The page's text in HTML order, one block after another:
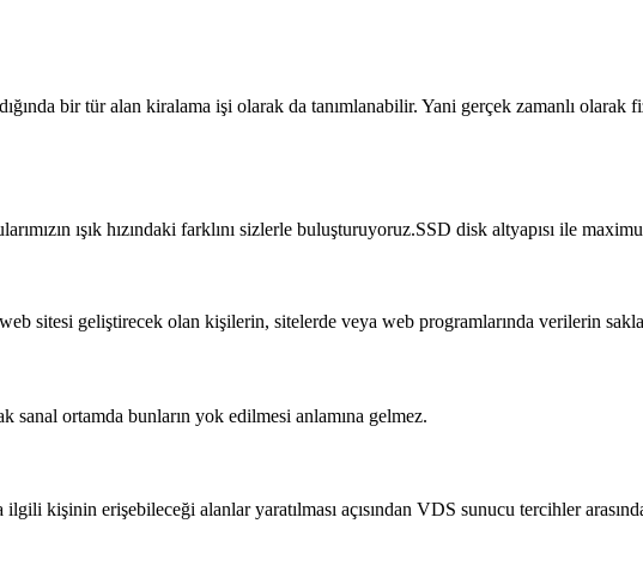
bir tür alan kiralama işi olarak da tanımlanabilir. Yani gerçek zamanlı
ışık hızındaki farklını sizlerle buluşturuyoruz.SSD disk altyapısı ile
sitesi geliştirecek olan kişilerin, sitelerde veya web programlarında verilerin
ortamda bunların yok edilmesi anlamına gelmez.
kişinin erişebileceği alanlar yaratılması açısından VDS sunucu tercihler